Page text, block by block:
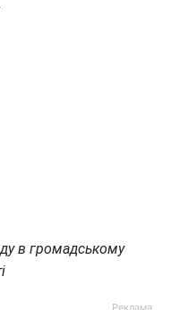
в громадському